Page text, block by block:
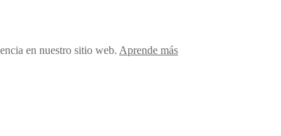
en nuestro sitio web. Aprende más